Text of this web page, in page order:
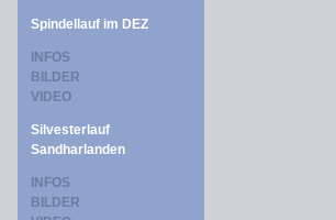
Spindellauf im DEZ
INFOS
BILDER
VIDEO
Silvesterlauf
Sandharlanden
INFOS
BILDER